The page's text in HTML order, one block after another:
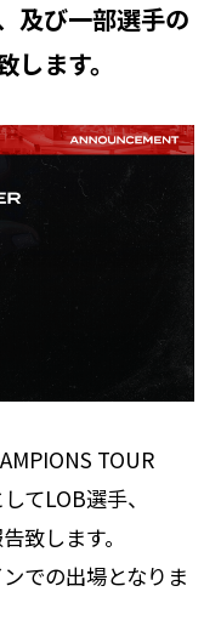
及び一部選手の
ます。
TOUR
てLOB選手、
致します。
での出場となりま